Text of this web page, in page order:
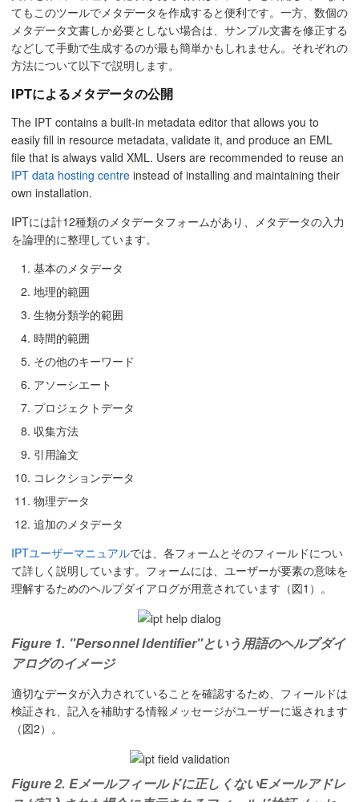
てもこのツールでメタデータを作成すると便利です。一方、数個の
メタデータ文書しか必要としない場合は、サンプル文書を修正する
などして手動で生成するのが最も簡単かもしれません。それぞれの
方法について以下で説明します。
IPTによるメタデータの公開
The IPT contains a built-in metadata editor that allows you to
easily fill in resource metadata, validate it, and produce an EML
file that is always valid XML. Users are recommended to reuse an
IPT data hosting centre instead of installing and maintaining their
own installation.
IPTには計12種類のメタデータフォームがあり、メタデータの入力
を論理的に整理しています。
基本のメタデータ
地理的範囲
生物分類学的範囲
時間的範囲
その他のキーワード
アソーシエート
プロジェクトデータ
収集方法
引用論文
コレクションデータ
物理データ
追加のメタデータ
IPTユーザーマニュアルでは、各フォームとそのフィールドについ
て詳しく説明しています。フォームには、ユーザーが要素の意味を
理解するためのヘルプダイアログが用意されています（図1）。
Figure 1. "Personnel Identifier"という用語のヘルプダイ
アログのイメージ
適切なデータが入力されていることを確認するため、フィールドは
検証され、記入を補助する情報メッセージがユーザーに返されます
（図2）。
Figure 2. Eメールフィールドに正しくないEメールアドレ